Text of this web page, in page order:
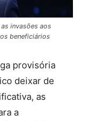
invasões aos
beneficiários
provisória
deixar de
as
a